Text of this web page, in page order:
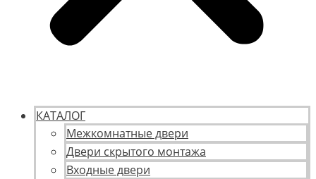
КАТАЛОГ
Межкомнатные двери
Двери скрытого монтажа
Входные двери